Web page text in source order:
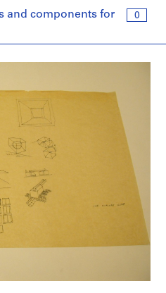
0
and components for